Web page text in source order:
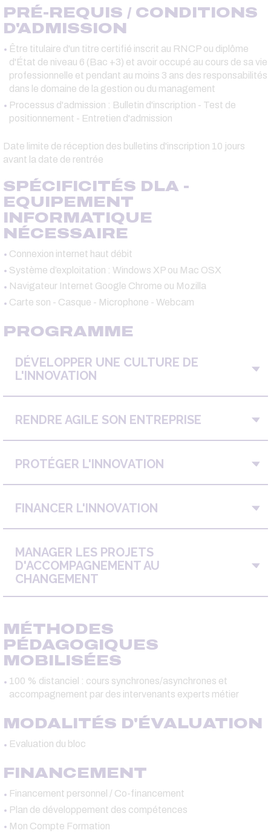
PRÉ-REQUIS / CONDITIONS
D'ADMISSION
Être titulaire d'un titre certifié inscrit au RNCP ou diplôme
d'État de niveau 6 (Bac +3) et avoir occupé au cours de sa vie
professionnelle et pendant au moins 3 ans des responsabilités
dans le domaine de la gestion ou du management
Processus d'admission : Bulletin d'inscription - Test de
positionnement - Entretien d'admission
Date limite de réception des bulletins d'inscription 10 jours
avant la date de rentrée
SPÉCIFICITÉS DLA -
EQUIPEMENT
INFORMATIQUE
NÉCESSAIRE
Connexion internet haut débit
Système d’exploitation : Windows XP ou Mac OSX
Navigateur Internet Google Chrome ou Mozilla
Carte son - Casque - Microphone - Webcam
PROGRAMME
DÉVELOPPER UNE CULTURE DE
L'INNOVATION
RENDRE AGILE SON ENTREPRISE
PROTÉGER L'INNOVATION
FINANCER L'INNOVATION
MANAGER LES PROJETS
D'ACCOMPAGNEMENT AU
CHANGEMENT
MÉTHODES
PÉDAGOGIQUES
MOBILISÉES
100 % distanciel : cours synchrones/asynchrones et
accompagnement par des intervenants experts métier
MODALITÉS D'ÉVALUATION
Evaluation du bloc
FINANCEMENT
Financement personnel / Co-financement
Plan de développement des compétences
Mon Compte Formation